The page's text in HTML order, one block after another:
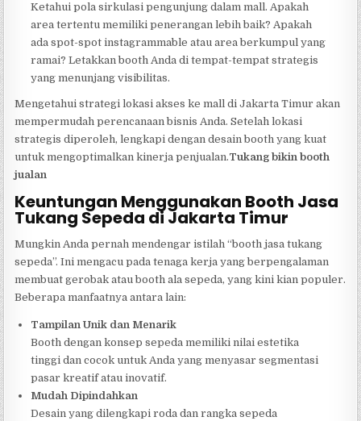
Ketahui pola sirkulasi pengunjung dalam mall. Apakah
area tertentu memiliki penerangan lebih baik? Apakah
ada spot-spot instagrammable atau area berkumpul yang
ramai? Letakkan booth Anda di tempat-tempat strategis
yang menunjang visibilitas.
Mengetahui strategi lokasi akses ke mall di Jakarta Timur akan
mempermudah perencanaan bisnis Anda. Setelah lokasi
strategis diperoleh, lengkapi dengan desain booth yang kuat
untuk mengoptimalkan kinerja penjualan.Tukang bikin booth
jualan
Keuntungan Menggunakan Booth Jasa
Tukang Sepeda di Jakarta Timur
Mungkin Anda pernah mendengar istilah “booth jasa tukang
sepeda”. Ini mengacu pada tenaga kerja yang berpengalaman
membuat gerobak atau booth ala sepeda, yang kini kian populer.
Beberapa manfaatnya antara lain:
Tampilan Unik dan Menarik
Booth dengan konsep sepeda memiliki nilai estetika
tinggi dan cocok untuk Anda yang menyasar segmentasi
pasar kreatif atau inovatif.
Mudah Dipindahkan
Desain yang dilengkapi roda dan rangka sepeda